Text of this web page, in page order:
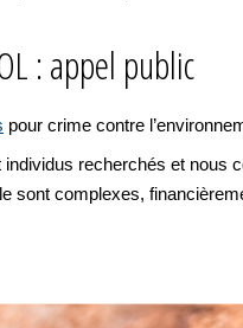
: appel public
pour crime contre
recherchés et
sont complexes,